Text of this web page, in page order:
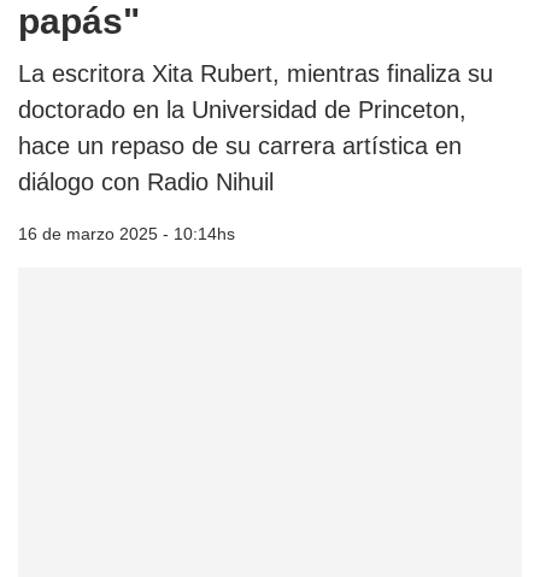
papás"
La escritora Xita Rubert, mientras finaliza su
doctorado en la Universidad de Princeton,
hace un repaso de su carrera artística en
diálogo con Radio Nihuil
16 de marzo 2025 - 10:14hs